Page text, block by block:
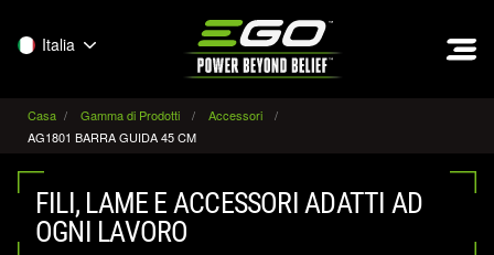
Italia
Casa Gamma di Prodotti
Accessori
AG1801 BARRA GUIDA 45 CM
FILI, LAME E ACCESSORI ADATTI AD
OGNI LAVORO